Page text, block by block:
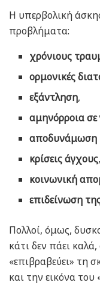
Η υπερβολική
προβλήματα:
χρόνιους
ορμονικές
εξάντληση,
αμηνόρροια σε
αποδυνάμωση
κρίσεις άγχους,
κοινωνική
επιδείνωση
Πολλοί, όμως,
κάτι δεν πάει
«επιβραβεύει» τη
και την εικόνα